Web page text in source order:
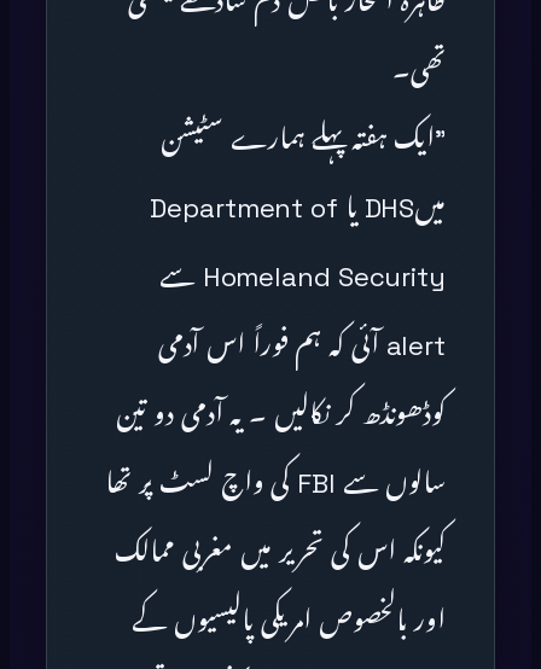
تھی۔
”ایک ہفتہ پہلے ہمارے سٹیشن
میںDHS یا Department of
Homeland Security سے
alert آئی کہ ہم فوراً اس آدمی
کوڈھونڈھ کر نکالیں ۔ یہ آدمی دو تین
سالوں سے FBI کی واچ لسٹ پر تھا
کیونکہ اس کی تحریر میں مغربی ممالک
اور بالخصوص امریکی پالیسیوں کے